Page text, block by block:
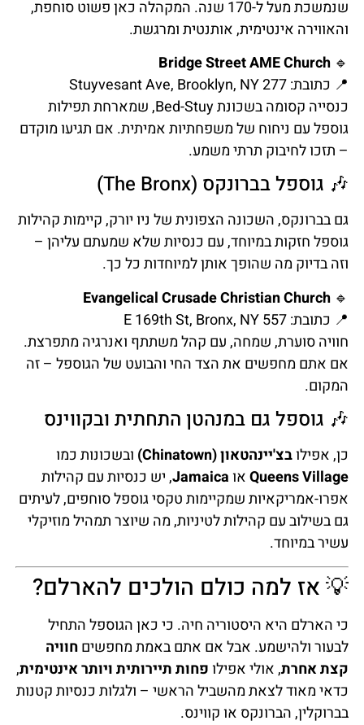
שנמשכת מעל ל-170 שנה. המקהלה כאן פשוט סוחפת,
והאווירה אינטימית, אותנטית ומרגשת.
🔹
Bridge Street AME Church
📍 כתובת: 277 Stuyvesant Ave, Brooklyn, NY
כנסייה קסומה בשכונת Bed-Stuy, שמארחת תפילות
גוספל עם ניחוח של משפחתיות אמיתית. אם תגיעו מוקדם
– תזכו לחיבוק תרתי משמע.
🎶 גוספל בברונקס (The Bronx)
גם בברונקס, השכונה הצפונית של ניו יורק, קיימות קהילות
גוספל חזקות במיוחד, עם כנסיות שלא שמעתם עליהן –
וזה בדיוק מה שהופך אותן למיוחדות כל כך.
🔹
Evangelical Crusade Christian Church
📍 כתובת: 557 E 169th St, Bronx, NY
חוויה סוערת, שמחה, עם קהל משתתף ואנרגיה מתפרצת.
אם אתם מחפשים את הצד החי והבועט של הגוספל – זה
המקום.
🎶 גוספל גם במנהטן התחתית ובקווינס
כן, אפילובצ'יינהטאון (Chinatown)
ובשכונות כמו
Queens VillageאוJamaica, יש כנסיות עם קהילות
אפרו-אמריקאיות שמקיימות טקסי גוספל סוחפים, לעיתים
גם בשילוב עם קהילות לטיניות, מה שיוצר תמהיל מוזיקלי
עשיר במיוחד.
💡 אז למה כולם הולכים להארלם?
כי הארלם היא היסטוריה חיה. כי כאן הגוספל התחיל
לבעור ולהישמע. אבל אם אתם באמת מחפשיםחוויה
קצת אחרת, אולי אפילופחות תיירותית ויותר אינטימית,
כדאי מאוד לצאת מהשביל הראשי – ולגלות כנסיות קטנות
בברוקלין, הברונקס או קווינס.